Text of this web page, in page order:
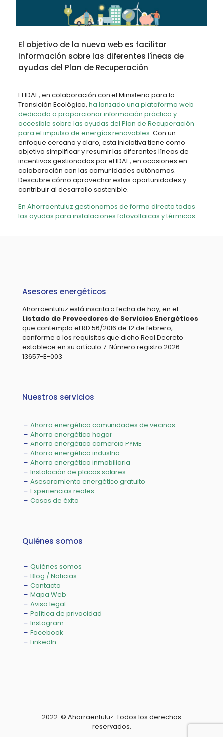
El objetivo de la nueva web es facilitar
información sobre las diferentes líneas de
ayudas del Plan de Recuperación
El IDAE, en colaboración con el Ministerio para la
Transición Ecológica, ha lanzado una plataforma web
dedicada a proporcionar información práctica y
accesible sobre las ayudas del Plan de Recuperación
para el impulso de energías renovables. Con un
enfoque cercano y claro, esta iniciativa tiene como
objetivo simplificar y resumir las diferentes líneas de
incentivos gestionadas por el IDAE, en ocasiones en
colaboración con las comunidades autónomas.
Descubre cómo aprovechar estas oportunidades y
contribuir al desarrollo sostenible.
En Ahorraentuluz gestionamos de forma directa todas
las ayudas para instalaciones fotovoltaicas y térmicas.
Asesores energéticos
Ahorraentuluz está inscrita a fecha de hoy, en el
Listado de Proveedores de Servicios Energéticos
que contempla el RD 56/2016 de 12 de febrero,
conforme a los requisitos que dicho Real Decreto
establece en su artículo 7. Número registro 2026-
13657-E-003
Nuestros servicios
Ahorro energético comunidades de vecinos
Ahorro energético hogar
Ahorro energético comercio PYME
Ahorro energético industria
Ahorro energético inmobiliaria
Instalación de placas solares
Asesoramiento energético gratuito
Experiencias reales
Casos de éxito
Quiénes somos
Quiénes somos
Blog / Noticias
Contacto
Mapa Web
Aviso legal
Política de privacidad
Instagram
Facebook
LinkedIn
2022. © Ahorraentuluz. Todos los derechos
reservados.